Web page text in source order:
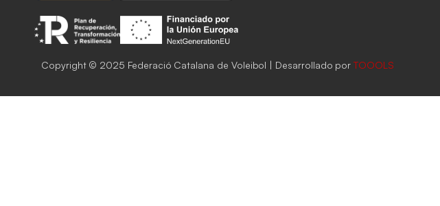
Copyright © 2025 Federació Catalana de Voleibol | Desarrollado porTOOOLS